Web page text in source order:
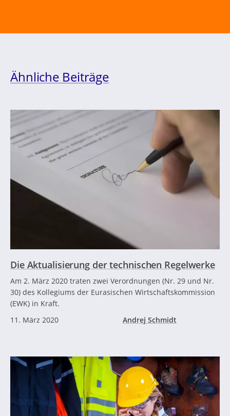
Ähnliche Beiträge
Die Aktualisierung der technischen Regelwerke
Am 2. März 2020 traten zwei Verordnungen (Nr. 29 und Nr.
30) des Kollegiums der Eurasischen Wirtschaftskommission
(EWK) in Kraft.
11. März 2020
Andrej Schmidt